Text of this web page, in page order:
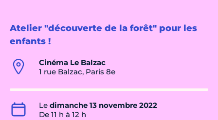
Atelier "découverte de la forêt" pour les
enfants !
Cinéma Le Balzac
1 rue Balzac, Paris 8e
Le dimanche 13 novembre 2022
De 11 h à 12 h